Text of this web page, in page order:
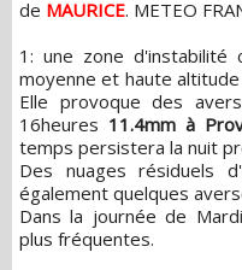
de MAURICE. METEO
1: une zone d'instabilité
moyenne et haute
Elle provoque des
16heures 11.4mm à
temps persistera la nuit
Des nuages résiduels
également quelques
Dans la journée de
plus fréquentes.